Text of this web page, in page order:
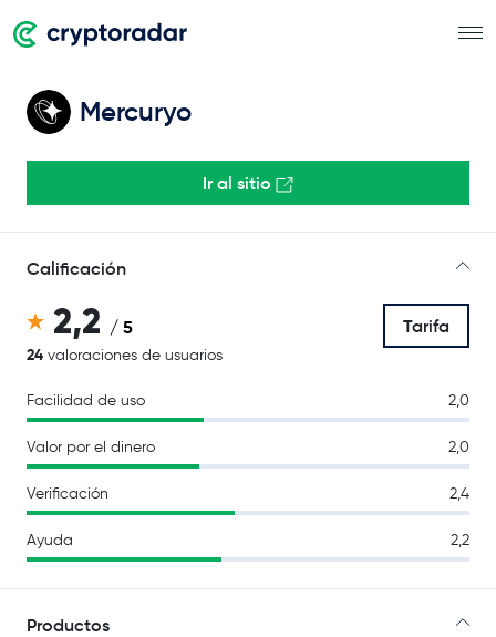
Mercuryo
Ir al sitio
Calificación
2,2 / 5
24 valoraciones de usuarios
Tarifa
Facilidad de uso 2,0
Valor por el dinero 2,0
Verificación 2,4
Ayuda 2,2
Productos